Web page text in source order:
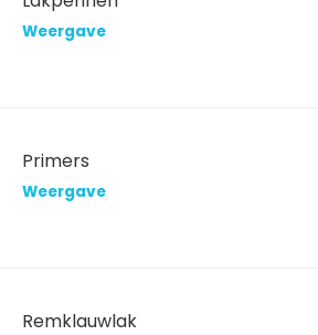
Weergave
Primers
Weergave
Remklauwlak